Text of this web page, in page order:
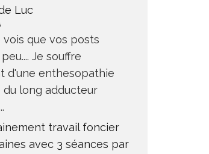
Luc
vois que vos posts
Je souffre
d'une enthesopathie
du long adducteur
travail foncier
avec 3 séances par